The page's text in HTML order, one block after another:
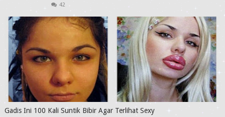
42
Gadis Ini 100 Kali Suntik Bibir Agar Terlihat Sexy